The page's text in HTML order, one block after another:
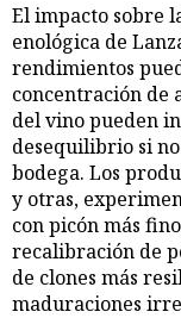
El impacto sobre
enológica de
rendimientos
concentración de
del vino pueden
desequilibrio si
bodega. Los
y otras,
con picón más
recalibración de
de clones más
maduraciones